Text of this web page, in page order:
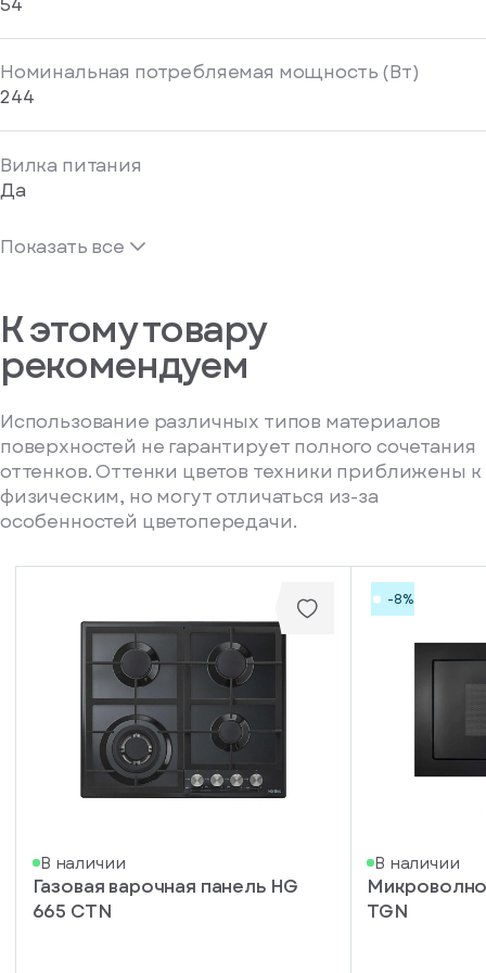
Номинальная потребляемая мощность (Вт)
244
Вилка питания
Да
Показать все
К этому товару
рекомендуем
Использование различных типов материалов
поверхностей не гарантирует полного сочетания
оттенков. Оттенки цветов техники приближены к
физическим, но могут отличаться из-за
особенностей цветопередачи.
В наличии
Газовая варочная панель HG
665 CTN
-8%
В наличии
TGN